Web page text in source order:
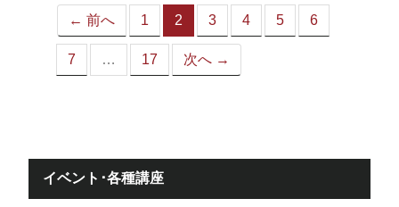
← 前へ 1 2
（こ
の
ペ
3 4 5 6
7 … 17 次へ →
イベント･各種講座